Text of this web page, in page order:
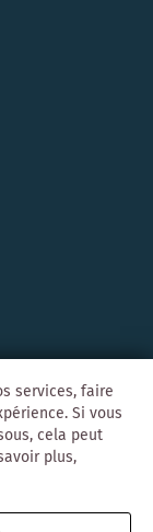
services, faire
Si vous
cela peut
plus,